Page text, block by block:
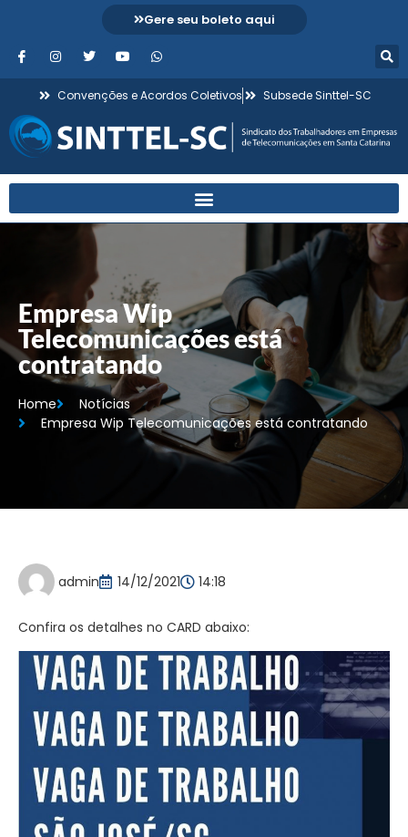
Gere seu boleto aqui
Convenções e Acordos Coletivos Subsede Sinttel-SC
Empresa Wip
Telecomunicações está
contratando
Home
Notícias
Empresa Wip Telecomunicações está contratando
admin 14/12/2021 14:18
Confira os detalhes no CARD abaixo: